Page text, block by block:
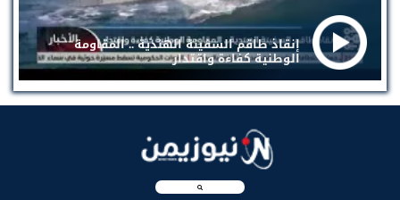
إنقاذ طاقم السفينة الهندية .. المقاومة
الوطنية كفاءة واقتدار